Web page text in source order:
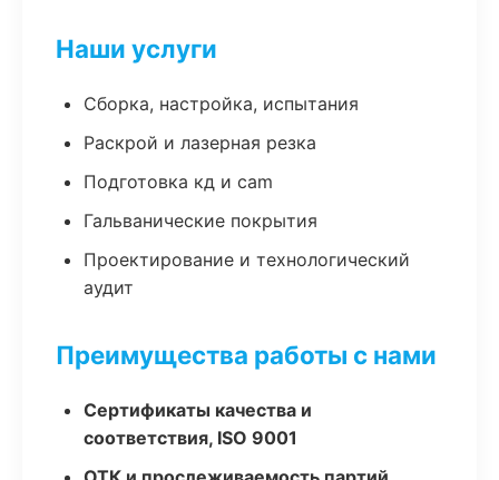
Наши услуги
Сборка, настройка, испытания
Раскрой и лазерная резка
Подготовка кд и cam
Гальванические покрытия
Проектирование и технологический
аудит
Преимущества работы с нами
Сертификаты качества и
соответствия, ISO 9001